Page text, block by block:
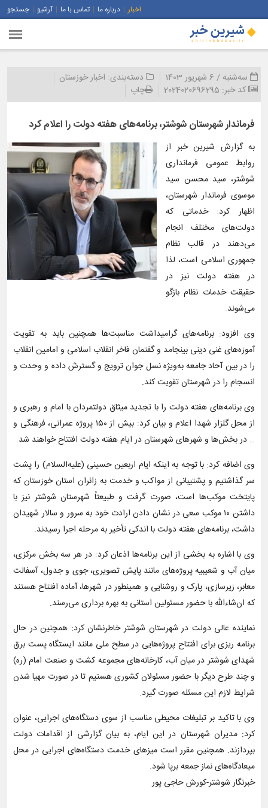
اخبار درباره ما تماس با ما آرشیو جستجو
سه‌شنبه / 6 شهریور 1403 دسته‌بندی: اخبار خوزستان
کد خبر: 2024020696295 چاپ
فرماندار شهرستان شوشتر، برنامه‌های هفته دولت را اعلام کرد
به گزارش شیرین خبر از
روابط عمومی فرمانداری
شوشتر، سید محسن سید
موسوی فرماندار شهرستان،
اظهار کرد: خدماتی که
دولت‌های مختلف انجام
می‌دهند در قالب نظام
جمهوری اسلامی است، لذا
در هفته دولت نیز در
حقیقت خدمات نظام بازگو
می‌شوند.
وی افزود: برنامه‌های گرامیداشت مناسبت‌ها همچنین باید به تقویت
آموزه‌های غنی دینی بینجامد و گفتمان فاخر انقلاب اسلامی و امامین انقلاب
را در بین آحاد جامعه به‌ویژه نسل جوان ترویج و گسترش داده و وحدت و
انسجام را در شهرستان تقویت کند.
وی برنامه‌های هفته دولت را با تجدید میثاق دولتمردان با امام و رهبری و
از محل گلزار شهدا اعلام و بیان کرد: بیش از ۱۵۰ پروژه عمرانی، فرهنگی و
… در بخش‌ها و شهرهای شهرستان در ایام هفته دولت افتتاح خواهند شد.
وی اضافه کرد: با توجه به اینکه ایام اربعین حسینی (علیه‌السلام) را پشت
سر گذاشتیم و پشتیبانی از مواکب و خدمت به زائران استان خوزستان که
پایتخت موکب‌ها است، صورت گرفت و طبیعتاً شهرستان شوشتر نیز با
داشتن ۱۰ موکب سعی در نشان دادن ارادت خود به سرور و سالار شهیدان
داشت، برنامه‌های هفته دولت با اندکی تأخیر به مرحله اجرا رسیدند.
وی با اشاره به بخشی از این برنامه‌ها اذعان کرد: در هر سه بخش مرکزی،
میان آب و شعیبیه پروژه‌های مانند پایش تصویری، جوی و جدول، آسفالت
معابر، زیرسازی، پارک و روشنایی و همینطور در شهرها، آماده افتتاح هستند
که ان‌شاءالله با حضور مسئولین استانی به بهره برداری می‌رسند.
نماینده عالی دولت در شهرستان شوشتر خاطرنشان ‌کرد: همچنین در حال
برنامه ریزی برای افتتاح پروژه‌هایی در سطح ملی مانند ایستگاه پست برق
شهدای شوشتر در میان آب، کارخانه‌های مجموعه کشت و صنعت امام (ره)
و چند طرح دیگر با حضور مسئولان کشوری هستیم تا در صورت مهیا شدن
شرایط لازم این مسئله صورت گیرد.
وی با تاکید بر تبلیغات محیطی مناسب از سوی دستگاه‌های اجرایی، عنوان
کرد: مدیران شهرستان در این ایام، به بیان گزارشی از اقدامات دولت
بپردازند. همچنین مقرر است میزهای خدمت دستگاه‌های اجرایی در محل
میعادگاه‌های نماز جمعه برپا شود.
خبرنگار شوشتر-کورش حاجی پور